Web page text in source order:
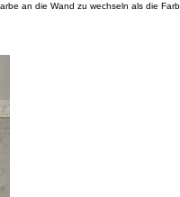
an die Wand zu wechseln als die